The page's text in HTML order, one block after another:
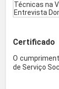
Técnicas na
Entrevista
Certificado
O
de Serviço